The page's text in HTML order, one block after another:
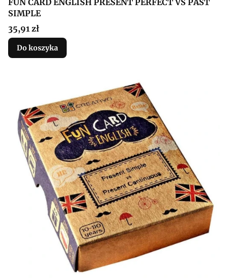
SIMPLE
Cena
35,91 zł
Do koszyka